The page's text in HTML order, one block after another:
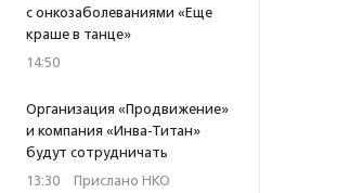
с онкозаболеваниями «Еще
краше в танце»
14:50
Организация «Продвижение»
и компания «Инва-Титан»
будут сотрудничать
13:30 · Прислано НКО